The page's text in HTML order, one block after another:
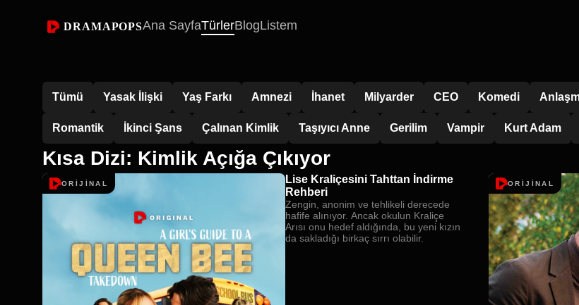
DRAMAPOPSAna SayfaTürlerBlogListem
Tümü Yasak İlişki Yaş Farkı Amnezi İhanet Milyarder CEO Komedi
Romantik İkinci Şans Çalınan Kimlik Taşıyıcı Anne Gerilim Vampir Kurt Adam
Kısa Dizi: Kimlik Açığa Çıkıyor
ORİJİNAL
Lise Kraliçesini Tahttan İndirme
Rehberi
Zengin, anonim ve tehlikeli derecede
hafife alınıyor. Ancak okulun Kraliçe
Arısı onu hedef aldığında, bu yeni kızın
da sakladığı birkaç sırrı olabilir.
ORİJİNAL